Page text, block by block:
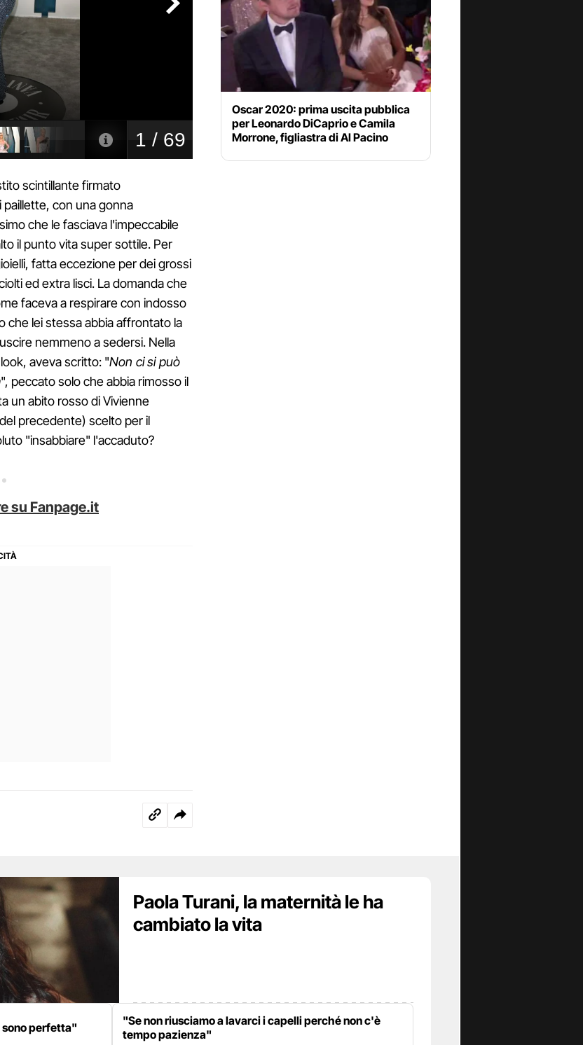
scintillante firmato
con una gonna
che le fasciava l'impeccabile
il punto vita super sottile. Per
fatta eccezione per dei grossi
ed extra lisci. La domanda che
faceva a respirare con indosso
che lei stessa abbia affrontato la
nemmeno a sedersi. Nella
aveva scritto: "Non ci si può
", peccato solo che abbia rimosso il
un abito rosso di Vivienne
precedente) scelto per il
"insabbiare" l'accaduto?
su Fanpage.it
Oscar 2020: prima uscita pubblica
per Leonardo DiCaprio e Camila
Morrone, figliastra di Al Pacino
Paola Turani, la maternità le ha
cambiato la vita
sono perfetta"
"Se non riusciamo a lavarci i capelli perché non c'è
tempo pazienza"